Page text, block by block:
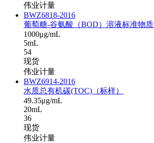
伟业计量
BWZ6818-2016
葡萄糖-谷氨酸（BOD）溶液标准物质
1000μg/mL
5mL
54
现货
伟业计量
BWZ6914-2016
水质总有机碳(TOC)（标样）
49.35μg/mL
20mL
36
现货
伟业计量